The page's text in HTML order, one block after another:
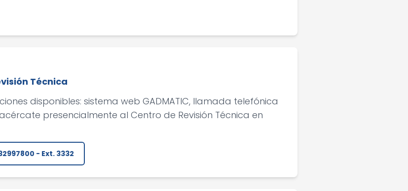
Técnica
disponibles: sistema web GADMATIC, llamada telefónica
acércate presencialmente al Centro de Revisión Técnica en
- Ext. 3332